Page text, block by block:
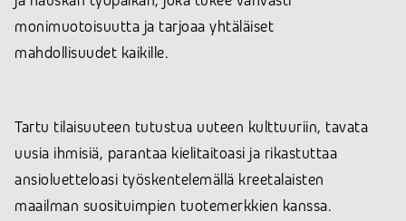
monimuotoisuutta ja tarjoaa yhtäläiset
mahdollisuudet kaikille.
Tartu tilaisuuteen tutustua uuteen kulttuuriin, tavata
uusia ihmisiä, parantaa kielitaitoasi ja rikastuttaa
ansioluetteloasi työskentelemällä kreetalaisten
maailman suosituimpien tuotemerkkien kanssa.